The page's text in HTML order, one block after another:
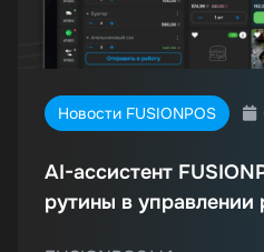
Новости FUSIONPOS
AI-ассистент
рутины в управлении